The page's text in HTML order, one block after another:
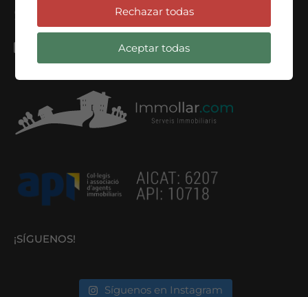
+34 678 396 059
info@immollar.com
¡SÍGUENOS!
Síguenos en Instagram
Rechazar todas
Aceptar todas